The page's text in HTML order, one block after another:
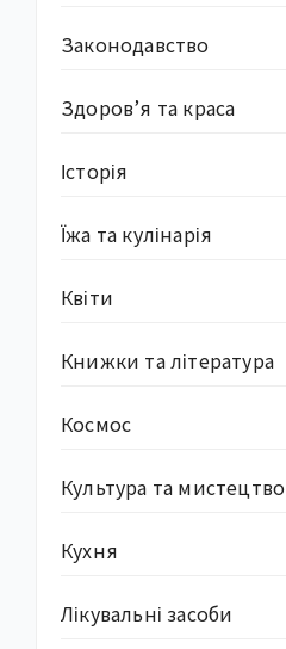
Законодавство
Здоров’я та краса
Історія
Їжа та кулінарія
Квіти
Книжки та література
Космос
Культура та мистецтво
Кухня
Лікувальні засоби